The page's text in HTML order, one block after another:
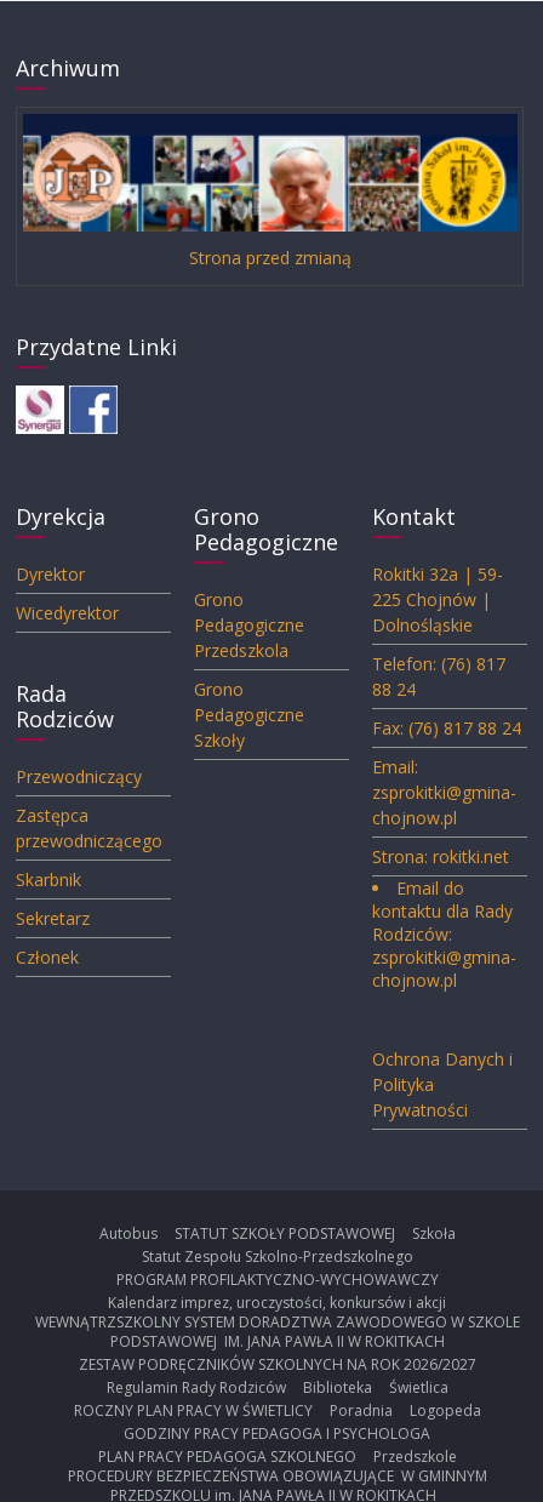
Archiwum
Strona przed zmianą
Przydatne Linki
Dyrekcja
Dyrektor
Wicedyrektor
Rada
Rodziców
Przewodniczący
Zastępca
przewodniczącego
Skarbnik
Sekretarz
Członek
Grono
Pedagogiczne
Grono
Pedagogiczne
Przedszkola
Grono
Pedagogiczne
Szkoły
Kontakt
Rokitki 32a | 59-
225 Chojnów |
Dolnośląskie
Telefon: (76) 817
88 24
Fax: (76) 817 88 24
Email:
zsprokitki@gmina-
chojnow.pl
Strona: rokitki.net
Email do
kontaktu dla Rady
Rodziców:
zsprokitki@gmina-
chojnow.pl
Ochrona Danych i
Polityka
Prywatności
Autobus STATUT SZKOŁY PODSTAWOWEJ
Szkoła
Statut Zespołu Szkolno-Przedszkolnego
PROGRAM PROFILAKTYCZNO-WYCHOWAWCZY
Kalendarz imprez, uroczystości, konkursów i akcji
WEWNĄTRZSZKOLNY SYSTEM DORADZTWA ZAWODOWEGO W SZKOLE
PODSTAWOWEJ IM. JANA PAWŁA II W ROKITKACH
ZESTAW PODRĘCZNIKÓW SZKOLNYCH NA ROK 2026/2027
Regulamin Rady Rodziców
Biblioteka
Świetlica
ROCZNY PLAN PRACY W ŚWIETLICY
Poradnia
Logopeda
GODZINY PRACY PEDAGOGA I PSYCHOLOGA
PLAN PRACY PEDAGOGA SZKOLNEGO
Przedszkole
PROCEDURY BEZPIECZEŃSTWA OBOWIĄZUJĄCE W GMINNYM
PRZEDSZKOLU im. JANA PAWŁA II W ROKITKACH